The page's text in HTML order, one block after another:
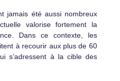
jamais été aussi nombreux
valorise fortement la
Dans ce contexte, les
à recourir aux plus de 60
s’adressent à la cible des